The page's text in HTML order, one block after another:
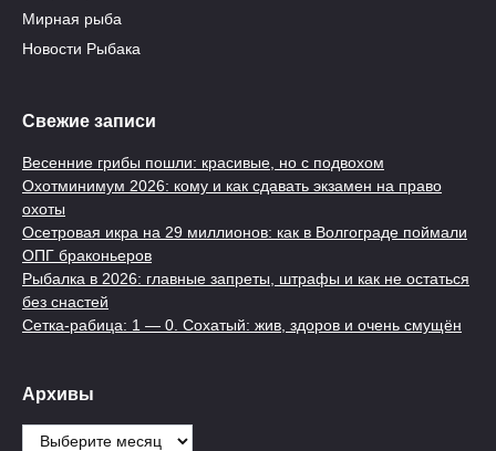
Мирная рыба
Новости Рыбака
Свежие записи
Весенние грибы пошли: красивые, но с подвохом
Охотминимум 2026: кому и как сдавать экзамен на право
охоты
Осетровая икра на 29 миллионов: как в Волгограде поймали
ОПГ браконьеров
Рыбалка в 2026: главные запреты, штрафы и как не остаться
без снастей
Сетка-рабица: 1 — 0. Сохатый: жив, здоров и очень смущён
Архивы
Архивы